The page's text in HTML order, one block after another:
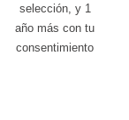
selección, y 1
año más con tu
consentimiento